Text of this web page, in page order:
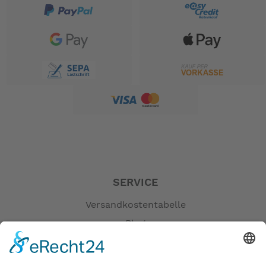
Drehzahlregelung zu ermöglichen – auch im Cruising-
Technische Daten:
60° V8 SOHC
Leistung kw (PS) 257,4 (350)
Kühlung
SERVICE
Versandkostentabelle
Blog
Erklärung zur Barrierefreiheit